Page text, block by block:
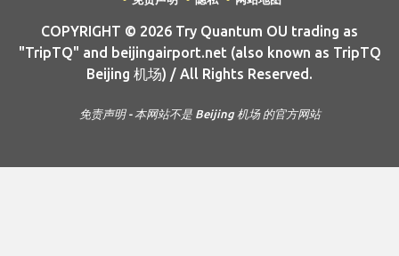
COPYRIGHT © 2026 Try Quantum OU trading as
"TripTQ" and beijingairport.net (also known as TripTQ
Beijing 机场) / All Rights Reserved.
免责声明 - 本网站不是 Beijing 机场 的官方网站